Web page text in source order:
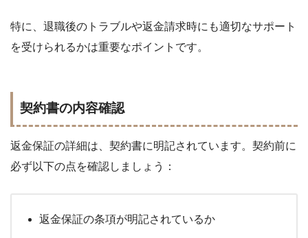
特に、退職後のトラブルや返金請求時にも適切なサポート
を受けられるかは重要なポイントです。
契約書の内容確認
返金保証の詳細は、契約書に明記されています。契約前に
必ず以下の点を確認しましょう：
返金保証の条項が明記されているか